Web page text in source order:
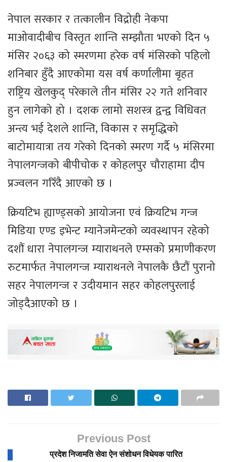
नेपाल सरकार र तत्कालीन विद्रोही नेकपा
माओवादीबीच विस्तृत शान्ति सम्झौता भएको दिन ५
मंसिर २०६३ को स्मरणमा हरेक वर्ष मंसिरको पहिलो
शनिबार हुँदै आएकोमा यस वर्ष कर्णालीमा बृहत
राष्ट्रिय खेलकुद् परेकाले तीन मंसिर २२ गते शनिवार
हुन लागेको हो । दशक लामो सशस्त्र द्वन्द्व विधिवत
अन्त्य भई देशले शान्ति, विकास र समृद्धिको
बाटोमायात्रा तय गरेको दिनको स्मरण गर्दै ५ मंसिरमा
नेपालगन्जको बीपीचोक र कोहलपुर चौराहामा दीप
प्रज्वलन गरिँदै आएको छ ।
क्रियटिभ ह्याण्ड्सको आयोजना एवं क्रियटिभ गन्ज
मिडिया एण्ड इभेन्ट म्यानेजमेन्टको व्यवस्थापन रहेको
दशौं धारा नेपालगन्ज म्याराथनले एम्सको प्रमाणीकरण
रुटमार्फत नेपालगन्ज म्याराथनले नेपालकै छैटौं पुरानो
सहर नेपालगन्ज र उदीयमान सहर कोहलपुरलाई
जोड्दैआएको छ ।
Previous Post
प्रदेश निजामति सेवा ऐन संशोधन विधेयक पारित